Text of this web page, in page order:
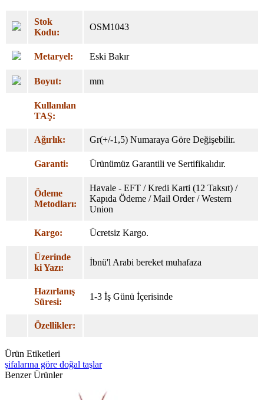
Stok
Kodu:
OSM1043
Metaryel: Eski Bakır
Boyut: mm
Kullanılan
TAŞ:
Ağırlık: Gr(+/-1,5) Numaraya Göre Değişebilir.
Garanti: Ürünümüz Garantili ve Sertifikalıdır.
Ödeme
Metodları:
Havale - EFT / Kredi Karti (12 Taksıt) /
Kapıda Ödeme / Mail Order / Western
Union
Kargo: Ücretsiz Kargo.
Üzerinde
ki Yazı:
İbnü'l Arabi bereket muhafaza
Hazırlanış
Süresi:
1-3 İş Günü İçerisinde
Özellikler:
Ürün Etiketleri
şifalarına göre doğal taşlar
Benzer Ürünler